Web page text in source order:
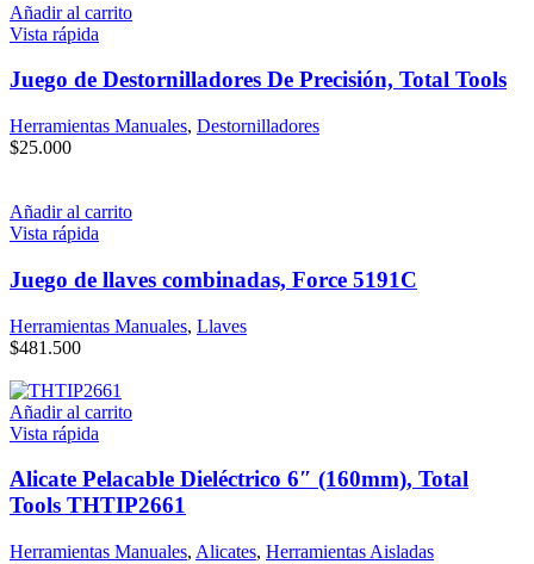
Añadir al carrito
Vista rápida
Juego de Destornilladores De Precisión, Total Tools
Herramientas Manuales, Destornilladores
$25.000
Añadir al carrito
Vista rápida
Juego de llaves combinadas, Force 5191C
Herramientas Manuales, Llaves
$481.500
Añadir al carrito
Vista rápida
Alicate Pelacable Dieléctrico 6″ (160mm), Total
Tools THTIP2661
Herramientas Manuales, Alicates, Herramientas Aisladas